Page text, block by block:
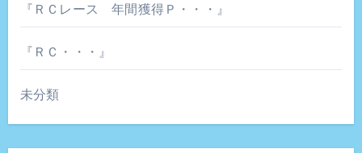
『ＲＣレース 年間獲得Ｐ・・・』
『ＲＣ・・・』
未分類